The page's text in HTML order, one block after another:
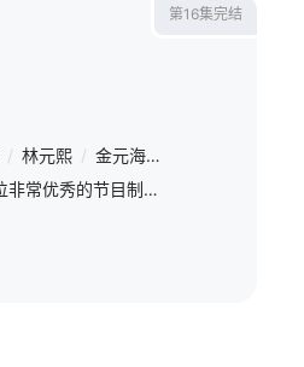
第16集完结
/ 林元熙 / 金元海 /
马东灿（池昌旭 饰）是一位非常优秀的节目制作人，他策划了一档冷冻人类的企划，并且作为嘉宾参与了这个企划。在节目方案中，马东灿和女嘉宾高美兰（元真儿 饰）将进入冷冻胶囊被冷冻24小时，可在节目进行期间发